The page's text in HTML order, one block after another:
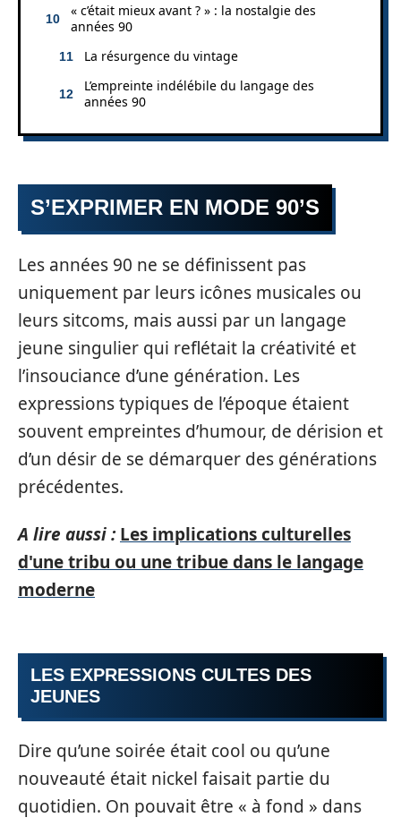
« c’était mieux avant ? » : la nostalgie des
années 90
La résurgence du vintage
L’empreinte indélébile du langage des
années 90
S’EXPRIMER EN MODE 90’S
Les années 90 ne se définissent pas
uniquement par leurs icônes musicales ou
leurs sitcoms, mais aussi par un langage
jeune singulier qui reflétait la créativité et
l’insouciance d’une génération. Les
expressions typiques de l’époque étaient
souvent empreintes d’humour, de dérision et
d’un désir de se démarquer des générations
précédentes.
A lire aussi : Les implications culturelles
d'une tribu ou une tribue dans le langage
moderne
LES EXPRESSIONS CULTES DES
JEUNES
Dire qu’une soirée était cool ou qu’une
nouveauté était nickel faisait partie du
quotidien. On pouvait être « à fond » dans